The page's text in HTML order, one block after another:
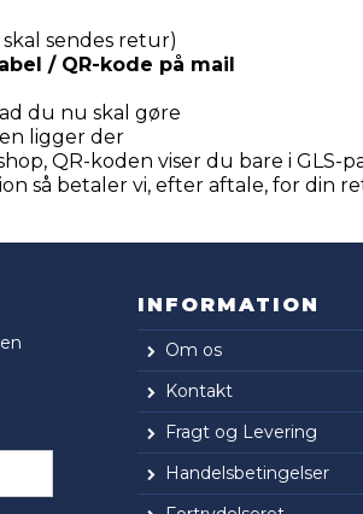
sendes retur)
/ QR-kode på mail
du nu skal gøre
ligger der
QR-koden viser du bare i GLS-
så betaler vi, efter aftale, for din
INFORMATION
Om os
Kontakt
Fragt og Levering
Handelsbetingelser